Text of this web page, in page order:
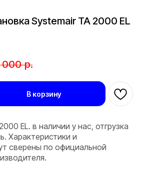
Systemair TA 2000 EL
000 р.
В корзину
EL. в наличии у нас, отгрузка
Характеристики и
сверены по официальной